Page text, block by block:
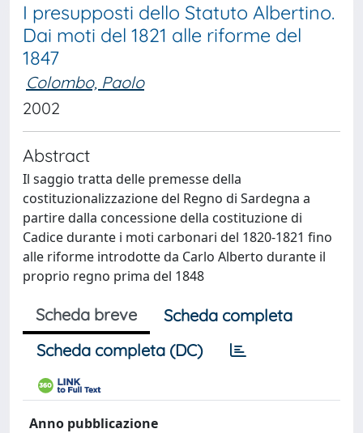
I presupposti dello Statuto Albertino.
Dai moti del 1821 alle riforme del
1847
Colombo, Paolo
2002
Abstract
Il saggio tratta delle premesse della
costituzionalizzazione del Regno di Sardegna a
partire dalla concessione della costituzione di
Cadice durante i moti carbonari del 1820-1821 fino
alle riforme introdotte da Carlo Alberto durante il
proprio regno prima del 1848
Scheda breve
Scheda completa
Scheda completa (DC)
Anno pubblicazione